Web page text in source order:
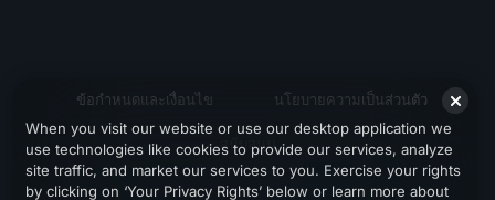
ข้อกำหนดและเงื่อนไข นโยบายความเป็นส่วนตัว
สนับสนุน
When you visit our website or use our desktop application we
use technologies like cookies to provide our services, analyze
site traffic, and market our services to you. Exercise your rights
by clicking on ‘Your Privacy Rights’ below or learn more about